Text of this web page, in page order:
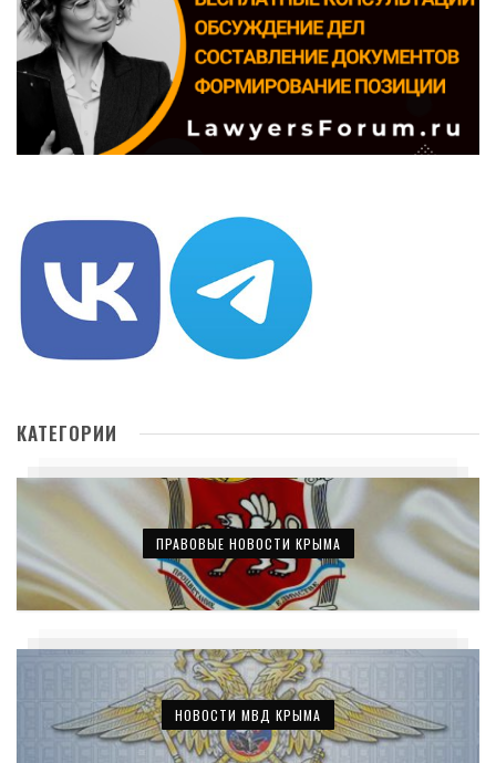
КАТЕГОРИИ
ПРАВОВЫЕ НОВОСТИ КРЫМА
НОВОСТИ МВД КРЫМА